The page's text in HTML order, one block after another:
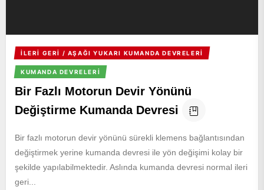
İLERI GERI / AŞAĞI YUKARI KUMANDA DEVRELERI
KUMANDA DEVRELERI
Bir Fazlı Motorun Devir Yönünü
Değiştirme Kumanda Devresi
Bir fazlı motorun devir yönünü sürekli klemens bağlantısından
değiştirmek yerine kumanda devresi ile yön değişimi kolay bir
şekilde yapılabilmektedir. Aslında kumanda devresi normal ileri
geri...